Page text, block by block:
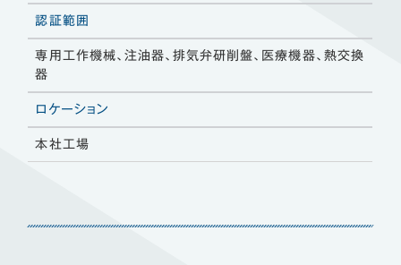
認証範囲
専用工作機械、注油器、排気弁研削盤、医療機器、熱交換
器
ロケーション
本社工場